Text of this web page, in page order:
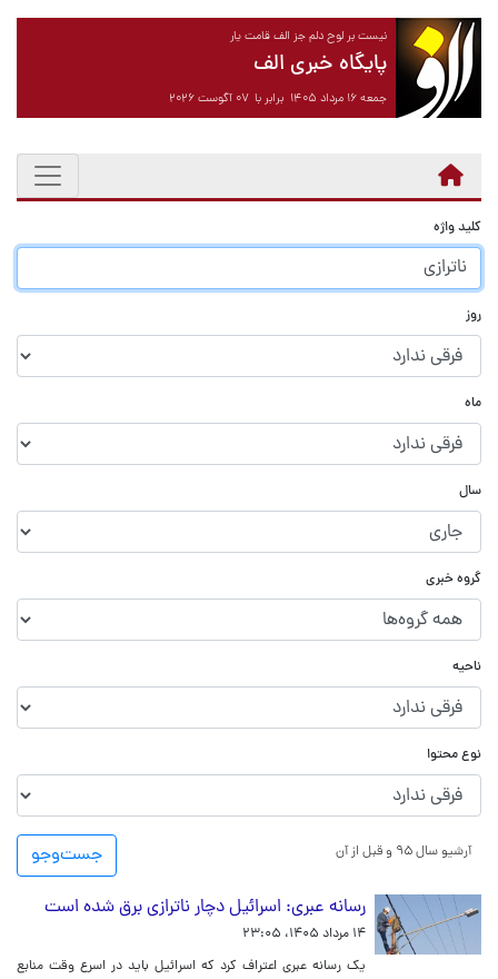
نیست بر لوح دلم جز الف قامت یار
پایگاه خبری الف
جمعه ۱۶ مرداد ۱۴۰۵ برابر با ۰۷ آگوست ۲۰۲۶
کلید واژه
روز
ماه
سال
گروه خبری
ناحیه
نوع محتوا
جست‌و‌جو آرشیو سال ۹۵ و قبل از آن
رسانه عبری: اسرائیل دچار ناترازی برق شده است
۱۴ مرداد ۱۴۰۵، ۲۳:۰۵
یک رسانه عبری اعتراف کرد که اسرائیل باید در اسرع وقت منابع